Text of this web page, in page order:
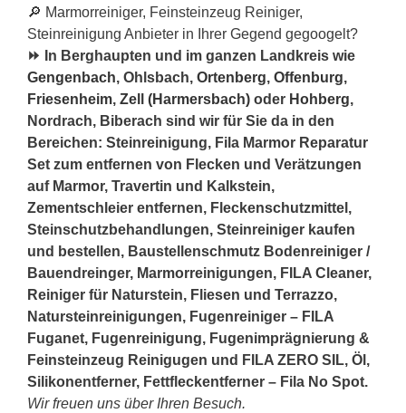
🔎 Marmorreiniger, Feinsteinzeug Reiniger,
Steinreinigung Anbieter in Ihrer Gegend gegoogelt?
⏩ In Berghaupten und im ganzen Landkreis wie
Gengenbach, Ohlsbach, Ortenberg, Offenburg,
Friesenheim, Zell (Harmersbach) oder Hohberg,
Nordrach, Biberach sind wir für Sie da in den
Bereichen: Steinreinigung, Fila Marmor Reparatur
Set zum entfernen von Flecken und Verätzungen
auf Marmor, Travertin und Kalkstein,
Zementschleier entfernen, Fleckenschutzmittel,
Steinschutzbehandlungen, Steinreiniger kaufen
und bestellen, Baustellenschmutz Bodenreiniger /
Bauendreinger, Marmorreinigungen, FILA Cleaner,
Reiniger für Naturstein, Fliesen und Terrazzo,
Natursteinreinigungen, Fugenreiniger – FILA
Fuganet, Fugenreinigung, Fugenimprägnierung &
Feinsteinzeug Reinigugen und FILA ZERO SIL, Öl,
Silikonentferner, Fettfleckentferner – Fila No Spot.
Wir freuen uns über Ihren Besuch.